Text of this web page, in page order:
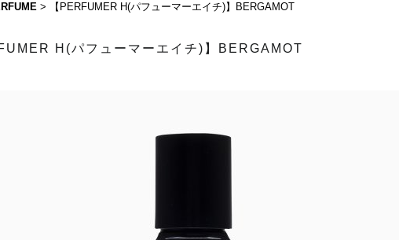
> 【PERFUMER H(パフューマーエイチ)】BERGAMOT
H(パフューマーエイチ)】BERGAMOT